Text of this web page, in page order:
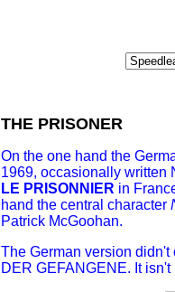
THE PRISONER
On the one hand the
1969, occasionally written
LE PRISONNIER in
hand the central character
Patrick McGoohan.
The German version
DER GEFANGENE. It isn't